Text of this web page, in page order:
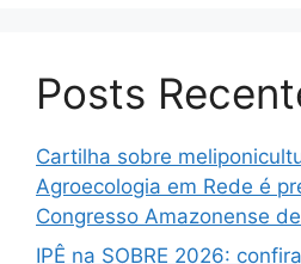
Posts
Cartilha sobre
Agroecologia em Rede é
Congresso Amazonense
IPÊ na SOBRE 2026: